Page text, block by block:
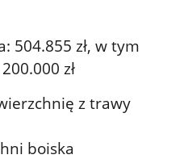
504.855 zł, w tym
zł
z trawy
boiska